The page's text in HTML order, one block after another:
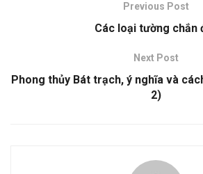
Previous Post
Các loại tường chắn
Next Post
Phong thủy Bát trạch, ý nghĩa và
2)